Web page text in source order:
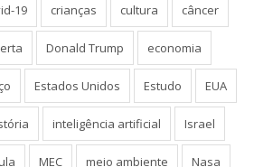
19 crianças cultura câncer
Donald Trump economia
Estados Unidos Estudo EUA
inteligência artificial Israel
MEC meio ambiente Nasa